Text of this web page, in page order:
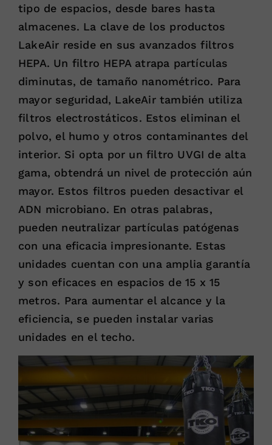
tipo de espacios, desde bares hasta
almacenes. La clave de los productos
LakeAir reside en sus avanzados filtros
HEPA. Un filtro HEPA atrapa partículas
diminutas, de tamaño nanométrico. Para
mayor seguridad, LakeAir también utiliza
filtros electrostáticos. Estos eliminan el
polvo, el humo y otros contaminantes del
interior. Si opta por un filtro UVGI de alta
gama, obtendrá un nivel de protección aún
mayor. Estos filtros pueden desactivar el
ADN microbiano. En otras palabras,
pueden neutralizar partículas patógenas
con una eficacia impresionante. Estas
unidades cuentan con una amplia garantía
y son eficaces en espacios de 15 x 15
metros. Para aumentar el alcance y la
eficiencia, se pueden instalar varias
unidades en el techo.